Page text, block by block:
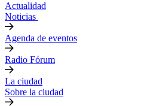
Actualidad
Noticias
Agenda de eventos
Radio Fórum
La ciudad
Sobre la ciudad